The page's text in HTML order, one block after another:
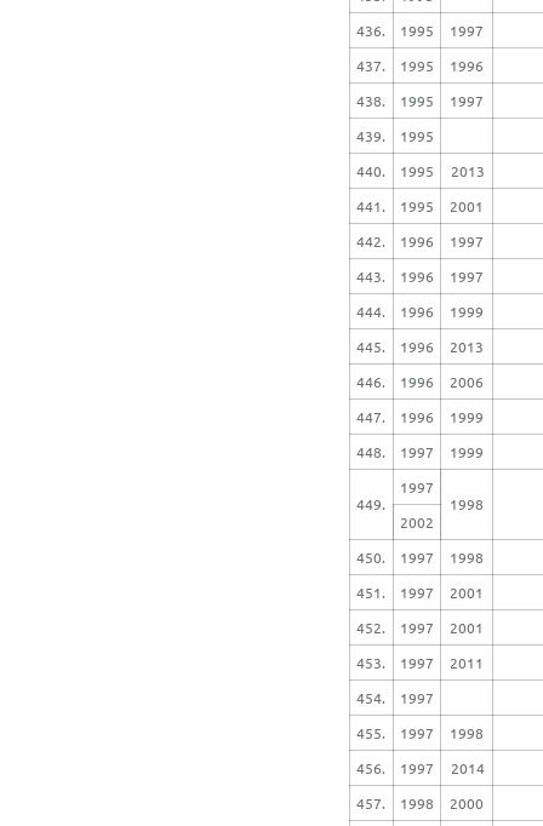
436.
1995
1997
437.
1995
1996
438.
1995
1997
439.
1995
440.
1995
2013
441.
1995
2001
442.
1996
1997
443.
1996
1997
444.
1996
1999
445.
1996
2013
446.
1996
2006
447.
1996
1999
448.
1997 1999
449.
1997
1998
2002
450.
1997
1998
451.
1997
2001
452.
1997
2001
453.
1997
2011
454.
1997
455.
1997
1998
456.
1997
2014
457.
1998
2000